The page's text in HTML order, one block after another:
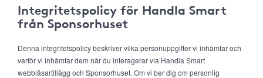
Integritetspolicy för Handla Smart
från Sponsorhuset
Denna integritetspolicy beskriver vilka personuppgifter vi inhämtar och
varför vi inhämtar dem när du interagerar via Handla Smart
webbläsartillägg och Sponsorhuset. Om vi ber dig om personlig